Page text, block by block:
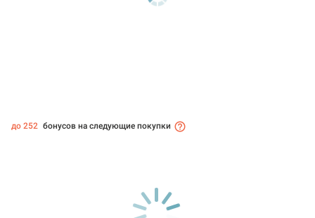
до 252 бонусов на следующие покупки